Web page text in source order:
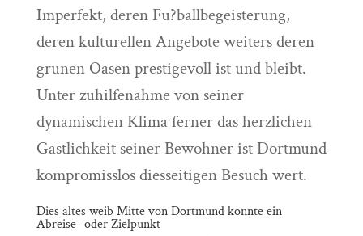
Imperfekt, deren Fu?ballbegeisterung,
deren kulturellen Angebote weiters deren
grunen Oasen prestigevoll ist und bleibt.
Unter zuhilfenahme von seiner
dynamischen Klima ferner das herzlichen
Gastlichkeit seiner Bewohner ist Dortmund
kompromisslos diesseitigen Besuch wert.
Dies altes weib Mitte von Dortmund konnte ein
Abreise- oder Zielpunkt